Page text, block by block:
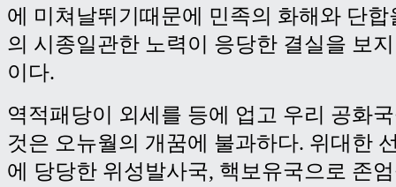
에 미쳐날뛰기때문에 민족의 화해와 단
의 시종일관한 노력이 응당한 결실을 보
이다.
역적패당이 외세를 등에 업고 우리 공화
것은 오뉴월의 개꿈에 불과하다. 위대한
에 당당한 위성발사국, 핵보유국으로 존